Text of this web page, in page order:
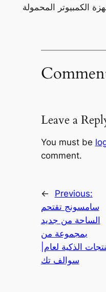
Leave a
You must be
comment.
←
Previous:
سامسونج تقتحم
الساحة من جديد
بمجموعة من
الذكية لعام|
سوالف تك